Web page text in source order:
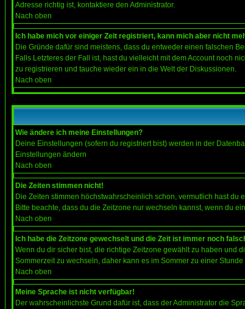
Adresse richtig ist, kontaktiere den Administrator.
Nach oben
Ich habe mich vor einiger Zeit registriert, kann mich aber nicht
Die Gründe dafür sind meistens, dass du entweder einen falschen
Falls Letzteres der Fall ist, hast du vielleicht mit dem Account noch
zu registrieren und tauche wieder ein in die Welt der Diskussionen.
Nach oben
Wie ändere ich meine Einstellungen?
Deine Einstellungen (sofern du registriert bist) werden in der
Einstellungen ändern
Nach oben
Die Zeiten stimmen nicht!
Die Zeiten stimmen höchstwahrscheinlich schon, vermutlich hast
Bitte beachte, dass du die Zeitzone nur wechseln kannst, wenn du
Nach oben
Ich habe die Zeitzone gewechselt und die Zeit ist immer noch
Wenn du dir sicher bist, die richtige Zeitzone gewählt zu haben und
Sommerzeit zu wechseln, daher kann es im Sommer zu einer
Nach oben
Meine Sprache ist nicht verfügbar!
Der wahrscheinlichste Grund dafür ist, dass der Administrator die